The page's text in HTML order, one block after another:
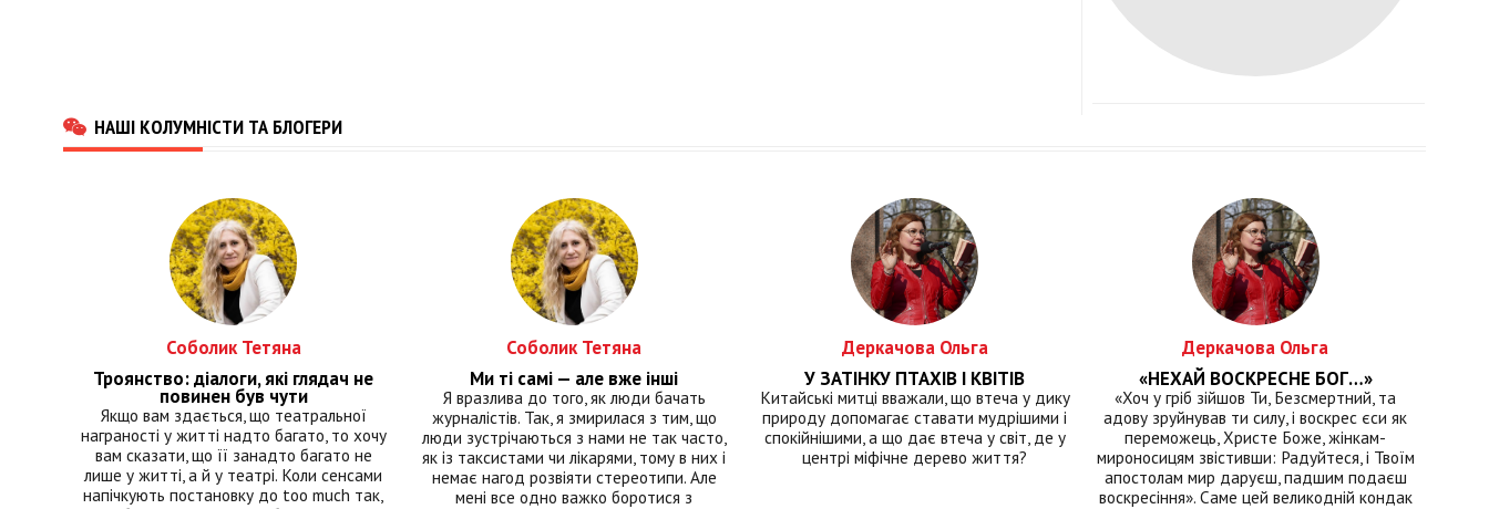
НАШІ КОЛУМНІСТИ ТА БЛОГЕРИ
Соболик Тетяна
Троянство: діалоги, які глядач не
повинен був чути
Якщо вам здається, що театральної
награності у житті надто багато, то хочу
вам сказати, що її занадто багато не
лише у житті, а й у театрі. Коли сенсами
напічкують постановку до too much так,
Соболик Тетяна
Ми ті самі — але вже інші
Я вразлива до того, як люди бачать
журналістів. Так, я змирилася з тим, що
люди зустрічаються з нами не так часто,
як із таксистами чи лікарями, тому в них і
немає нагод розвіяти стереотипи. Але
мені все одно важко боротися з
Деркачова Ольга
У ЗАТІНКУ ПТАХІВ І КВІТІВ
Китайські митці вважали, що втеча у дику
природу допомагає ставати мудрішими і
спокійнішими, а що дає втеча у світ, де у
центрі міфічне дерево життя?
Деркачова Ольга
«НЕХАЙ ВОСКРЕСНЕ БОГ…»
«Хоч у гріб зійшов Ти, Безсмертний, та
адову зруйнував ти силу, і воскрес єси як
переможець, Христе Боже, жінкам-
мироносицям звістивши: Радуйтеся, і Твоїм
апостолам мир даруєш, падшим подаєш
воскресіння». Саме цей великодній кондак